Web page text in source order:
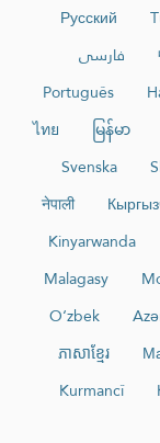
Русский
فارسی
Português
မြန်မာ
ไทย
Svenska
नेपाली
Kinyarwanda
Malagasy
O‘zbek
ភាសាខ្មែរ
Kurmancî